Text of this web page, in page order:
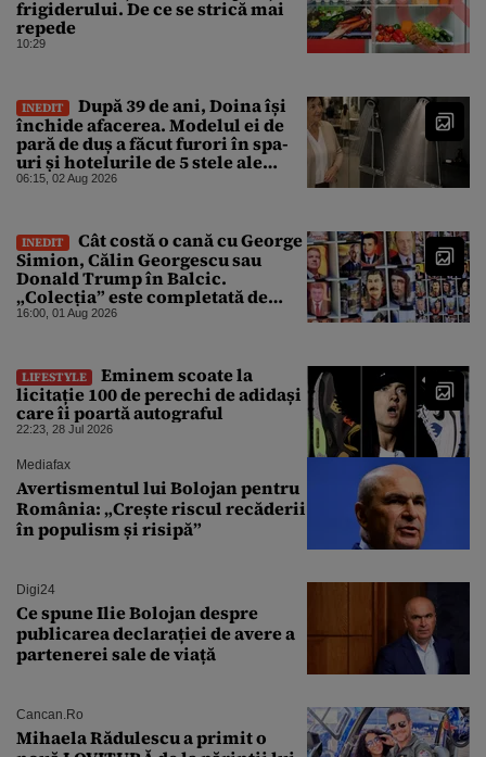
frigiderului. De ce se strică mai
repede
10:29
INEDIT
După 39 de ani, Doina își
închide afacerea. Modelul ei de
pară de duș a făcut furori în spa-
uri și hotelurile de 5 stele ale
lumii. Ce nu a mai mers
06:15, 02 Aug 2026
INEDIT
Cât costă o cană cu George
Simion, Călin Georgescu sau
Donald Trump în Balcic.
„Colecția” este completată de
Nicușor Dan, Ceaușescu și Stalin
16:00, 01 Aug 2026
LIFESTYLE
Eminem scoate la
licitație 100 de perechi de adidași
care îi poartă autograful
22:23, 28 Jul 2026
Mediafax
Avertismentul lui Bolojan pentru
România: „Crește riscul recăderii
în populism și risipă”
Digi24
Ce spune Ilie Bolojan despre
publicarea declarației de avere a
partenerei sale de viață
Cancan.ro
Mihaela Rădulescu a primit o